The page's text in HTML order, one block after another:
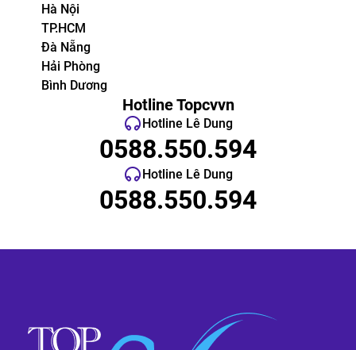
Hà Nội
TP.HCM
Đà Nẵng
Hải Phòng
Bình Dương
Hotline Topcvvn
Hotline Lê Dung
0588.550.594
Hotline Lê Dung
0588.550.594